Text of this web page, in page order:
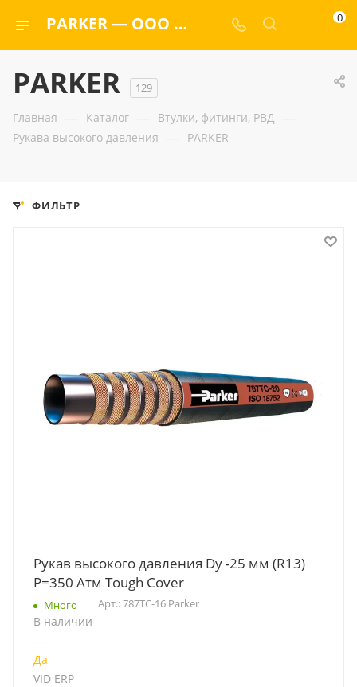
PARKER — ООО «ГИДРАМАКС» 0
PARKER 129
Главная — Каталог — Втулки, фитинги, РВД —
Рукава высокого давления — PARKER
ФИЛЬТР
Рукав высокого давления Dу -25 мм (R13)
Р=350 Атм Tough Cover
Много Арт.: 787TC-16 Parker
В наличии
—
Да
VID ERP